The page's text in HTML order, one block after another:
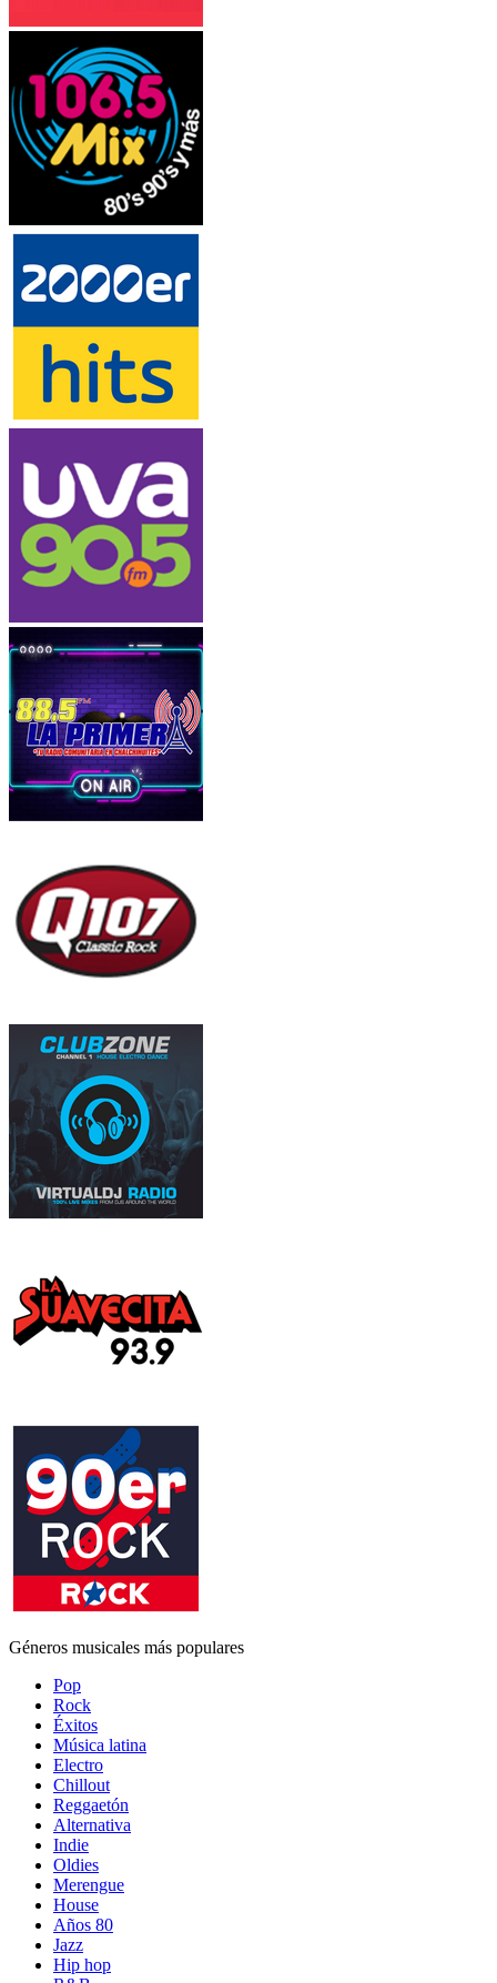
Géneros musicales más populares
Pop
Rock
Éxitos
Música latina
Electro
Chillout
Reggaetón
Alternativa
Indie
Oldies
Merengue
House
Años 80
Jazz
Hip hop